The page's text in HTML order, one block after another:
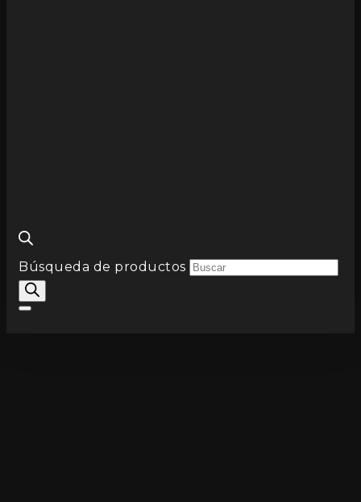
Búsqueda de productos